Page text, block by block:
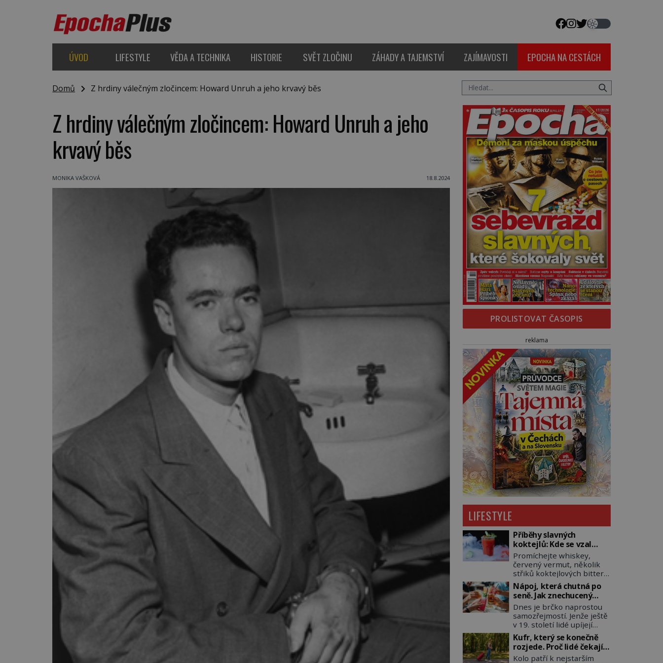
ÚVOD LIFESTYLE VĚDA A TECHNIKA HISTORIE SVĚT ZLOČINU ZÁHADY A TAJEMSTVÍ ZAJÍMAVOSTI EPOCHA NA CESTÁCH
Domů Z hrdiny válečným zločincem: Howard Unruh a jeho krvavý běs
Z hrdiny válečným zločincem: Howard Unruh a jeho
krvavý běs
MONIKA VAŠKOVÁ 18.8.2024
PROLISTOVAT ČASOPIS
reklama
LIFESTYLE
Příběhy slavných
koktejlů: Kde se vzal
Manhattan a Bloody
Mary?
Promíchejte whiskey,
červený vermut, několik
střiků koktejlových bitters
a led, sceďte, ozdobte
koktejlovou třešinkou a
tadá… Manhattan je tu! A
pokud to má být skutečně
on, dejte si pozor, ať místo
klasické americké rye
whiskey či klidně
bourbonu nepoužijete
skotskou whisku. Co se
Nápoj, která chutná po
seně. Jak znechucený
Američan vymyslel brčko
Dnes je brčko naprostou
samozřejmostí. Jenže ještě
v 19. století lidé upíjejí
limonády i koktejly dutými
stébly žita nebo žitné
slámy. Fungují sice dobře,
mají ale jednu
Kufr, který se konečně
rozjede. Proč lidé čekají
na kolečka téměř pět
Kolo patří k nejstarším